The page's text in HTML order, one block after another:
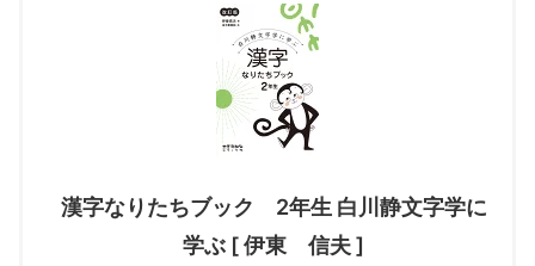
漢字なりたちブック 2年生 白川静文字学に
学ぶ [ 伊東 信夫 ]